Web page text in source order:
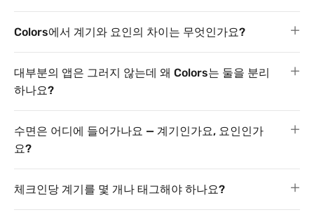
Colors에서 계기와 요인의 차이는 무엇인가요?
대부분의 앱은 그러지 않는데 왜 Colors는 둘을 분리
하나요?
수면은 어디에 들어가나요 — 계기인가요, 요인인가
요?
체크인당 계기를 몇 개나 태그해야 하나요?